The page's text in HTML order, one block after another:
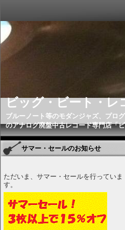
ビッグ・ビート・レ
ブルーノート等のモダンジャズ、プロ
のアナログ廃盤中古レコード専門店「
サマー・セールのお知らせ
ただいま、サマー・セールを行っていま
す。